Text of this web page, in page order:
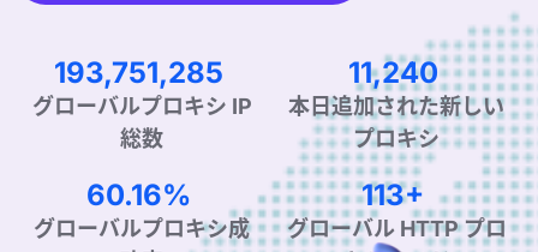
314,531,307
グローバルプロキシ IP
総数
18,248
本日追加された新しい
プロキシ
99.90%
グローバルプロキシ成
190+
グローバル HTTP プロ